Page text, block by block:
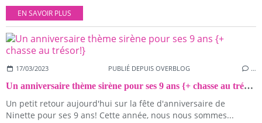
EN SAVOIR PLUS
17/03/2023 PUBLIÉ DEPUIS OVERBLOG …
Un anniversaire thème sirène pour ses 9 ans {+ chasse au trésor!}
Un petit retour aujourd'hui sur la fête d'anniversaire de
Ninette pour ses 9 ans! Cette année, nous nous sommes...